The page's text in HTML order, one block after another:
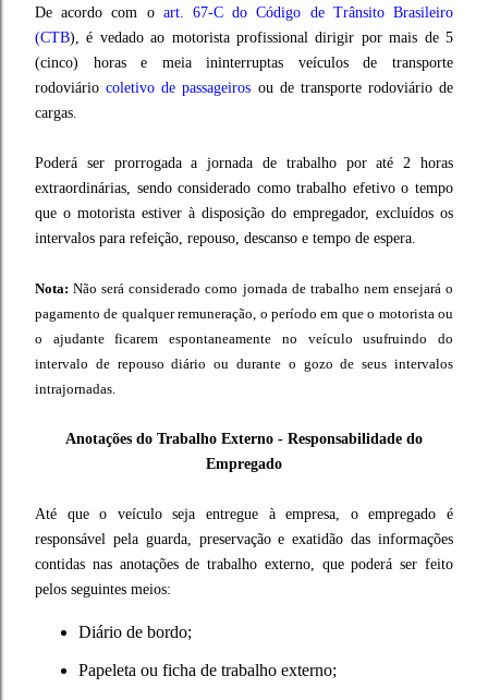
De acordo com o art. 67-C do Código de Trânsito Brasileiro
(CTB), é vedado ao motorista profissional dirigir por mais de 5
(cinco) horas e meia ininterruptas veículos de transporte
rodoviáriocoletivo de passageiros ou de transporte rodoviário de
cargas.
Poderá ser prorrogada a jornada de trabalho por até 2 horas
extraordinárias, sendo considerado como trabalho efetivo o tempo
que o motorista estiver à disposição do empregador, excluídos os
intervalos para refeição, repouso, descanso e tempo de espera.
Nota: Não será considerado como jornada de trabalho nem ensejará o
pagamento de qualquer remuneração, o período em que o motorista ou
o ajudante ficarem espontaneamente no veículo usufruindo do
intervalo de repouso diário ou durante o gozo de seus intervalos
intrajornadas.
Anotações do Trabalho Externo - Responsabilidade do
Empregado
Até que o veículo seja entregue à empresa, o empregado é
responsável pela guarda, preservação e exatidão das informações
contidas nas anotações de trabalho externo, que poderá ser feito
pelos seguintes meios:
Diário de bordo;
Papeleta ou ficha de trabalho externo;